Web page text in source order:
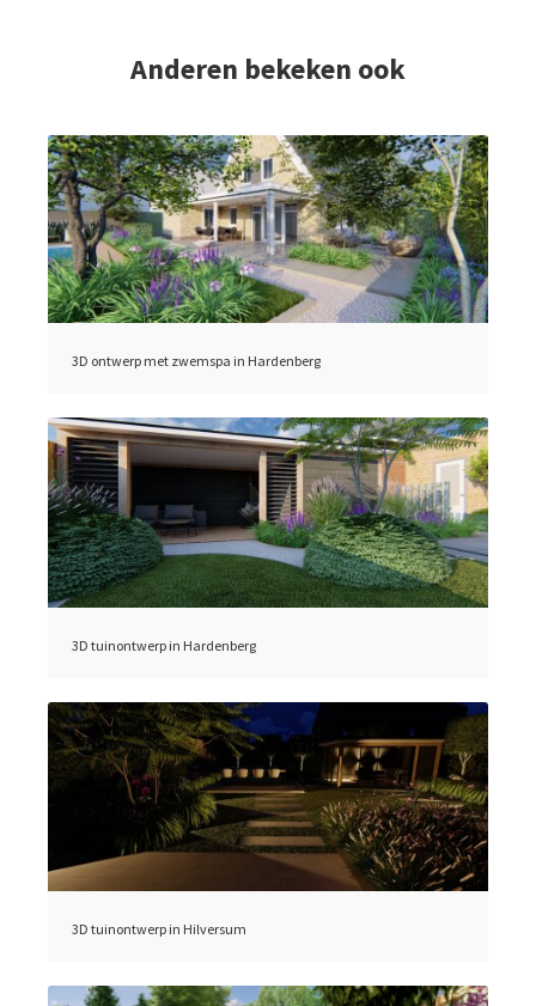
Anderen bekeken ook
3D ontwerp met zwemspa in Hardenberg
3D tuinontwerp in Hardenberg
3D tuinontwerp in Hilversum